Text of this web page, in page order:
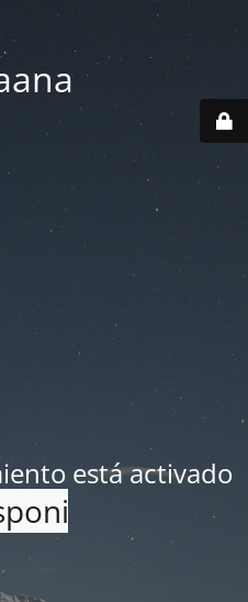
está activado
pronto.